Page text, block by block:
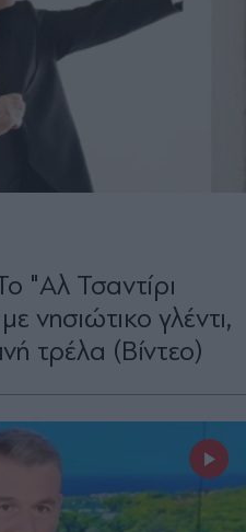
"Αλ Τσαντίρι
νησιώτικο γλέντι,
τρέλα (Βίντεο)